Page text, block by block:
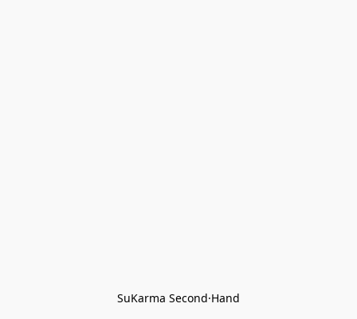
SuKarma Second·Hand